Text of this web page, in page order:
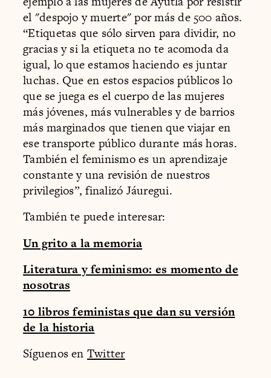
el "despojo y muerte" por más de 500 años.
“Etiquetas que sólo sirven para dividir, no
gracias y si la etiqueta no te acomoda da
igual, lo que estamos haciendo es juntar
luchas. Que en estos espacios públicos lo
que se juega es el cuerpo de las mujeres
más jóvenes, más vulnerables y de barrios
más marginados que tienen que viajar en
ese transporte público durante más horas.
También el feminismo es un aprendizaje
constante y una revisión de nuestros
privilegios”, finalizó Jáuregui.
También te puede interesar:
Un grito a la memoria
Literatura y feminismo: es momento de
nosotras
10 libros feministas que dan su versión
de la historia
Síguenos en Twitter